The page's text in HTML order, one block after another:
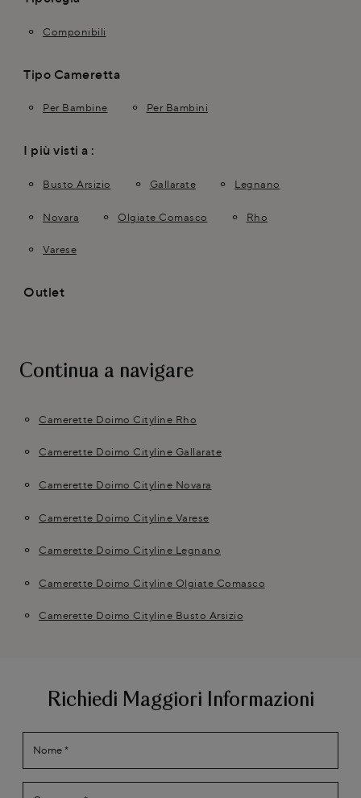
Componibili
Tipo Cameretta
Per Bambine Per Bambini
I più visti a :
Busto Arsizio Gallarate Legnano
Novara Olgiate Comasco Rho
Varese
Outlet
Continua a navigare
Camerette Doimo Cityline Rho
Camerette Doimo Cityline Gallarate
Camerette Doimo Cityline Novara
Camerette Doimo Cityline Varese
Camerette Doimo Cityline Legnano
Camerette Doimo Cityline Olgiate Comasco
Camerette Doimo Cityline Busto Arsizio
Richiedi Maggiori Informazioni